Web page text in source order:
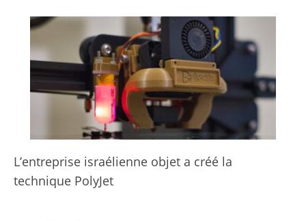
L’entreprise israélienne objet a créé la
technique PolyJet